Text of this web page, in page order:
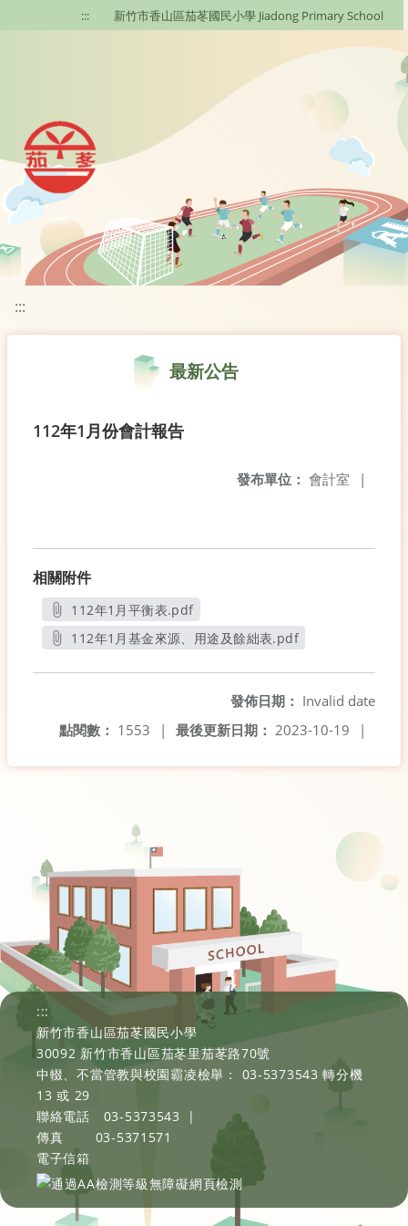
移至網頁之主要內容區位置
::: 新竹市香山區茄苳國民小學 Jiadong Primary School
:::
最新公告
112年1月份會計報告
發布單位： 會計室 |
相關附件
112年1月平衡表.pdf
另開新視窗
112年1月基金來源、用途及餘絀表.pdf
發佈日期： Invalid date
最後更新日期： 2023-10-19 |
點閱數： 1553 |
:::
新竹市香山區茄苳國民小學
30092 新竹市香山區茄苳里茄苳路70號
中輟、不當管教與校園霸凌檢舉： 03-5373543 轉分機
13 或 29
聯絡電話
03-5373543
|
傳真
03-5371571
電子信箱